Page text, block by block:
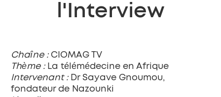
l'Interview
Chaîne : CIOMAG TV
Thème : La télémédecine en Afrique
Intervenant : Dr Sayave Gnoumou,
fondateur de Nazounki